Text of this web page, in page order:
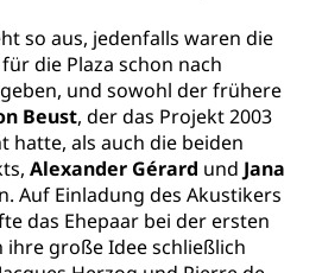
so aus, jedenfalls waren die
die Plaza schon nach
und sowohl der frühere
Beust, der das Projekt 2003
hatte, als auch die beiden
Alexander Gérard und Jana
Auf Einladung des Akustikers
das Ehepaar bei der ersten
große Idee schließlich